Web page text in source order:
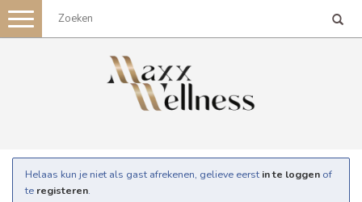
Toggle
navigation
Helaas kun je niet als gast afrekenen, gelieve eerst in te loggen of
te registeren.